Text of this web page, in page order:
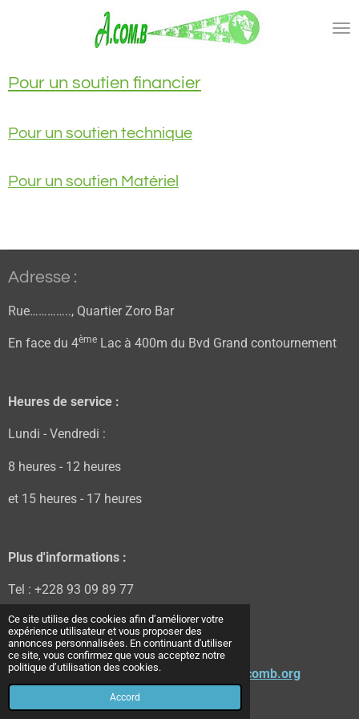
Ce site utilise des cookies afin d’améliorer votre
expérience utilisateur et vous proposer des
annonces personnalisées. En continuant d'utiliser
ce site, vous confirmez que vous acceptez notre
politique d’utilisation des cookies.
Accord
Pour un soutien financier
Pour un soutien technique
Pour un soutien Matériel
Adresse :
Rue………….., Quartier Zoro Bar
En face du 4ème Lac à 400m du Bvd Grand contournement
Heures de service :
Lundi - Vendredi :
8 heures - 12 heures
et 15 heures - 17 heures
Plus d'informations :
Tel : +228 93 09 89 77
Tel : +228 98 48 38 48
E-mail :acomb9@hotmail.com
/ongacombtogo@gmail.com
info@ongacomb.org
© 2022 - 2026 ONG ACOMB